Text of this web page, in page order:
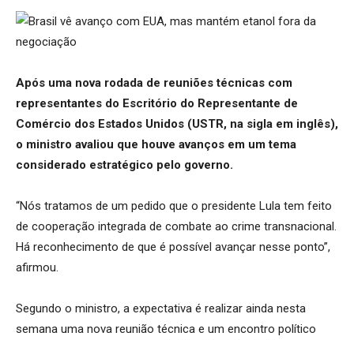
Após uma nova rodada de reuniões técnicas com
representantes do Escritório do Representante de
Comércio dos Estados Unidos (USTR, na sigla em inglês),
o ministro avaliou que houve avanços em um tema
considerado estratégico pelo governo.
“Nós tratamos de um pedido que o presidente Lula tem feito
de cooperação integrada de combate ao crime transnacional.
Há reconhecimento de que é possível avançar nesse ponto”,
afirmou.
Segundo o ministro, a expectativa é realizar ainda nesta
semana uma nova reunião técnica e um encontro político